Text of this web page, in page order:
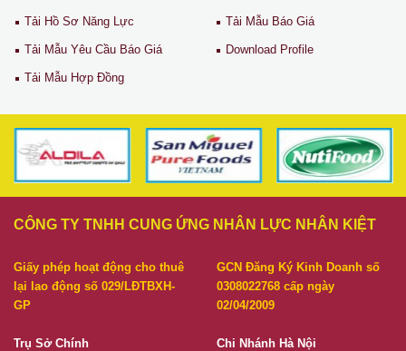
Tải Hồ Sơ Năng Lực Tải Mẫu Báo Giá
Tải Mẫu Yêu Cầu Báo Giá Download Profile
Tải Mẫu Hợp Đồng
CÔNG TY TNHH CUNG ỨNG NHÂN LỰC NHÂN KIỆT
Giấy phép hoạt động cho thuê
lại lao động số 029/LĐTBXH-
GP
Trụ Sở Chính
GCN Đăng Ký Kinh Doanh số
0308022768 cấp ngày
02/04/2009
Chi Nhánh Hà Nội